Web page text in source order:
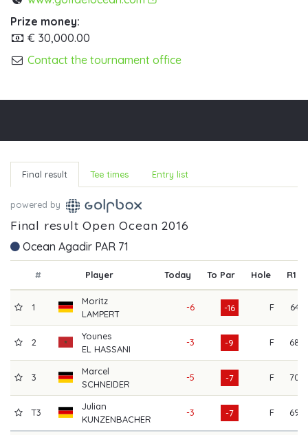
Prize money:
€ 30,000.00
Contact the tournament office
Final result Tee times Entry list
powered by
Final result Open Ocean 2016
Ocean Agadir PAR 71
# Player Today To Par Hole R1
1
Moritz
LAMPERT
-6 -16 F 64
2
Younes
EL HASSANI
-3 -9 F 68
3
Marcel
SCHNEIDER
-5 -7 F 70
T3
Julian
KUNZENBACHER
-3 -7 F 69